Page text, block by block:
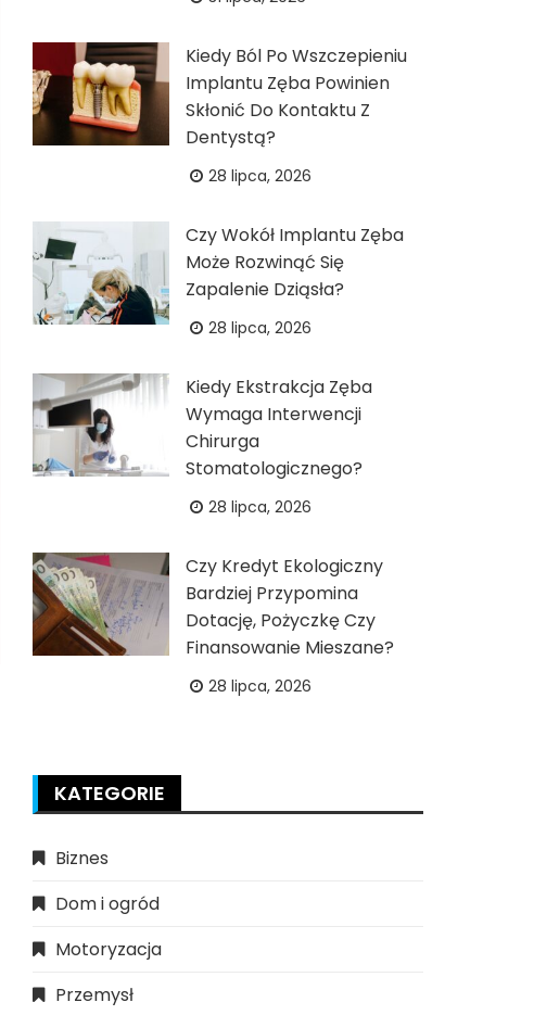
Kiedy Ból Po Wszczepieniu
Implantu Zęba Powinien
Skłonić Do Kontaktu Z
Dentystą?
28 lipca, 2026
Czy Wokół Implantu Zęba
Może Rozwinąć Się
Zapalenie Dziąsła?
28 lipca, 2026
Kiedy Ekstrakcja Zęba
Wymaga Interwencji
Chirurga
Stomatologicznego?
28 lipca, 2026
Czy Kredyt Ekologiczny
Bardziej Przypomina
Dotację, Pożyczkę Czy
Finansowanie Mieszane?
28 lipca, 2026
KATEGORIE
Biznes
Dom i ogród
Motoryzacja
Przemysł